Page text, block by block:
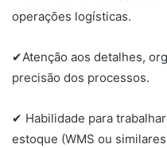
operações logísticas.
✔Atenção aos detalhes,
precisão dos processos.
✔ Habilidade para
estoque (WMS ou